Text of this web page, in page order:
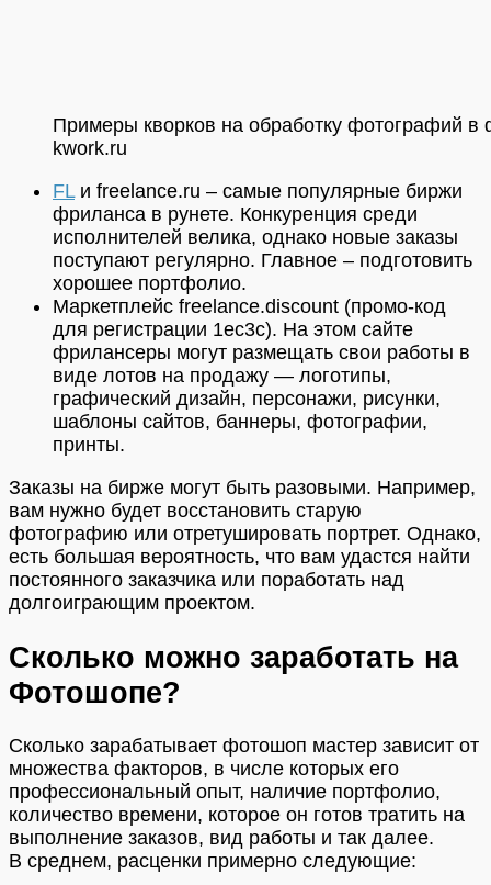
Примеры кворков на обработку фотографий
kwork.ru
FLи freelance.ru – самые популярные биржи
фриланса в рунете. Конкуренция среди
исполнителей велика, однако новые заказы
поступают регулярно. Главное – подготовить
хорошее портфолио.
Маркетплейс freelance.discount (промо-код
для регистрации 1ec3c). На этом сайте
фрилансеры могут размещать свои работы в
виде лотов на продажу — логотипы,
графический дизайн, персонажи, рисунки,
шаблоны сайтов, баннеры, фотографии,
принты.
Заказы на бирже могут быть разовыми. Например,
вам нужно будет восстановить старую
фотографию или отретушировать портрет. Однако,
есть большая вероятность, что вам удастся найти
постоянного заказчика или поработать над
долгоиграющим проектом.
Сколько можно заработать на
Фотошопе?
Сколько зарабатывает фотошоп мастер зависит от
множества факторов, в числе которых его
профессиональный опыт, наличие портфолио,
количество времени, которое он готов тратить на
выполнение заказов, вид работы и так далее.
В среднем, расценки примерно следующие: